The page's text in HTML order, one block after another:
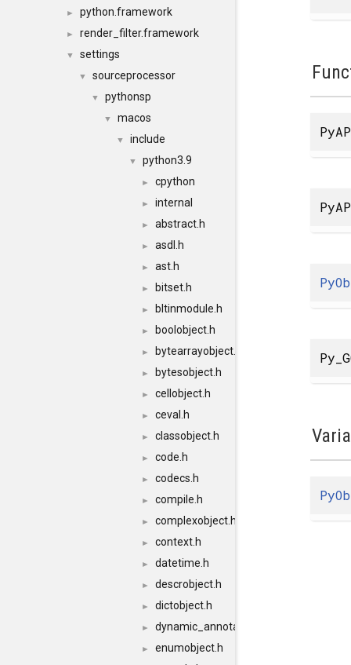
► python.framework
► render_filter.framework
▼ settings
▼ sourceprocessor
▼ pythonsp
▼ macos
▼ include
▼ python3.9
► cpython
► internal
► abstract.h
► asdl.h
► ast.h
► bitset.h
► bltinmodule.h
► boolobject.h
► bytearrayobject.h
► bytesobject.h
► cellobject.h
► ceval.h
► classobject.h
► code.h
► codecs.h
► compile.h
► complexobject.h
► context.h
► datetime.h
► descrobject.h
► dictobject.h
► dynamic_annotations.h
►
enumobject.h